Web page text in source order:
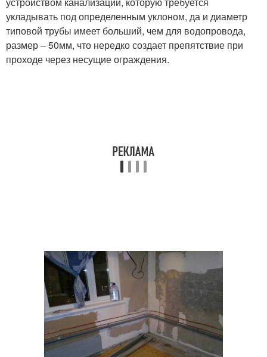
укладывать под определенным уклоном, да и диаметр
типовой трубы имеет больший, чем для водопровода,
размер – 50мм, что нередко создает препятствие при
проходе через несущие ограждения.